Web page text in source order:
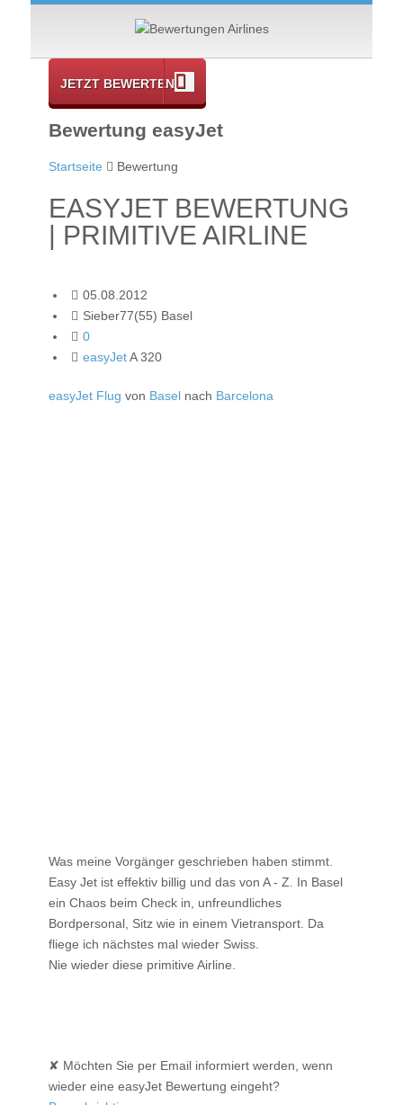
JETZT BEWERTEN
Bewertung easyJet
Startseite Bewertung
EASYJET BEWERTUNG
| PRIMITIVE AIRLINE
05.08.2012
Sieber77(55) Basel
0
easyJetA 320
easyJet Flug von Basel nach Barcelona
Was meine Vorgänger geschrieben haben stimmt.
Easy Jet ist effektiv billig und das von A - Z. In Basel
ein Chaos beim Check in, unfreundliches
Bordpersonal, Sitz wie in einem Vietransport. Da
fliege ich nächstes mal wieder Swiss.
Nie wieder diese primitive Airline.
✘ Möchten Sie per Email informiert werden, wenn
wieder eine easyJet Bewertung eingeht?